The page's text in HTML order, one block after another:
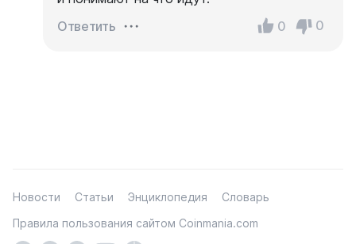
Ответить
0 0
Новости Статьи Энциклопедия
Словарь
Правила пользования сайтом Coinmania.com